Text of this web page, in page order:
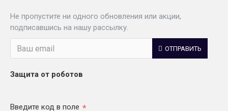
Не пропустите ни одного обновления или акции,
подписавшись на нашу рассылку.
ОТПРАВИТЬ
Защита от роботов
Введите код в поле